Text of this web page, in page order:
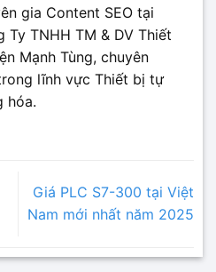
gia Content SEO tại
Ty TNHH TM & DV Thiết
Mạnh Tùng, chuyên
lĩnh vực Thiết bị tự
hóa.
Giá PLC S7-300 tại Việt
Nam mới nhất năm 2025